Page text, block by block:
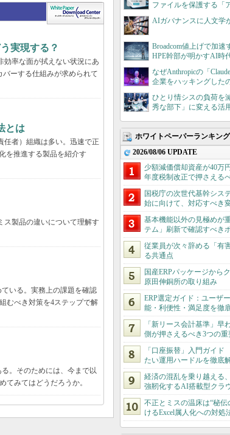
実現する？
効率な面が拭えない状況にあ
バーする仕組みが求められて
とは
任者）組織は多い。迅速で正
を推進する製品を紹介す
ス製品の違いについて理解す
いる。実務上の課題を確認
むべき対策を4ステップで解
。そのためには、今まで以
てみてはどうだろうか。
ファイルを保護する「
AIガバナンスに人文学
Broadcom値上げで加
HPE幹部が明かすAI時
なぜAnthropicの「
企業をハッキングした
ひとり情シスの負荷
秀な部下」に変える活
ホワイトペーパーランキング
2026/08/06 UPDATE
少額減価償却資産が40万
年度税制改正で押さえる
国税庁の次世代基幹シス
始に向けて、対応すべき
基本機能以外の見極めが
テム」刷新で確認すべき
従業員が次々辞める「有
る共通点
国産ERPパッケージから
原田伸銅所の取り組み
ERP選定ガイド：ユーザ
能・利便性・満足度を徹
「新リース会計基準」早
側が押さえるべき3つの重
「口座振替」入門ガイ
たい運用ハードルを徹底
経済の混乱を乗り越える
強靭化するAI搭載型クラ
不正とミスの温床は“秘
けるExcel属人化への対処